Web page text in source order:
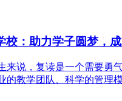
校：助力学子圆梦，
来说，复读是一个需要勇
的教学团队、科学的管理